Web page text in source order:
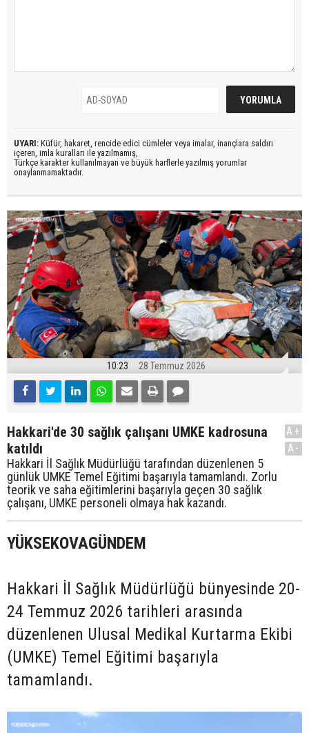
UYARI: Küfür, hakaret, rencide edici cümleler veya imalar, inançlara saldırı
içeren, imla kuralları ile yazılmamış,
Türkçe karakter kullanılmayan ve büyük harflerle yazılmış yorumlar
onaylanmamaktadır.
10:23 28 Temmuz 2026
Hakkari'de 30 sağlık çalışanı UMKE kadrosuna
katıldı
Hakkari İl Sağlık Müdürlüğü tarafından düzenlenen 5
günlük UMKE Temel Eğitimi başarıyla tamamlandı. Zorlu
teorik ve saha eğitimlerini başarıyla geçen 30 sağlık
çalışanı, UMKE personeli olmaya hak kazandı.
A+
A-
YÜKSEKOVAGÜNDEM
Hakkari İl Sağlık Müdürlüğü bünyesinde 20-
24 Temmuz 2026 tarihleri arasında
düzenlenen Ulusal Medikal Kurtarma Ekibi
(UMKE) Temel Eğitimi başarıyla
tamamlandı.